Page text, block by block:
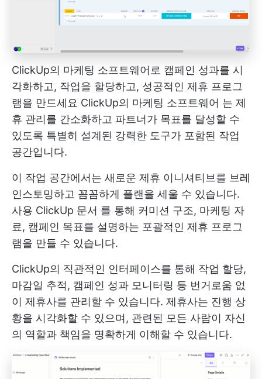
ClickUp의 마케팅 소프트웨어로 캠페인 성과를 시
각화하고, 작업을 할당하고, 성공적인 제휴 프로그
램을 만드세요 ClickUp의 마케팅 소프트웨어 는 제
휴 관리를 간소화하고 파트너가 목표를 달성할 수
있도록 특별히 설계된 강력한 도구가 포함된 작업
공간입니다.
이 작업 공간에서는 새로운 제휴 이니셔티브를 브레
인스토밍하고 꼼꼼하게 플랜을 세울 수 있습니다.
사용 ClickUp 문서 를 통해 커미션 구조, 마케팅 자
료, 캠페인 목표를 설명하는 포괄적인 제휴 프로그
램을 만들 수 있습니다.
ClickUp의 직관적인 인터페이스를 통해 작업 할당,
마감일 추적, 캠페인 성과 모니터링 등 번거로움 없
이 제휴사를 관리할 수 있습니다. 제휴사는 진행 상
황을 시각화할 수 있으며, 관련된 모든 사람이 자신
의 역할과 책임을 명확하게 이해할 수 있습니다.